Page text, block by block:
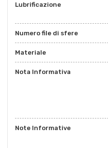
Lubrificazione
Numero file di sfere
Materiale
Nota Informativa
Note Informative